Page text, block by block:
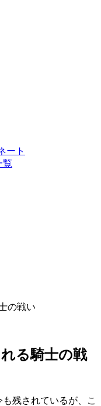
ート
覧
の戦い
る騎士の戦
残されているが、こ